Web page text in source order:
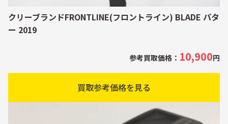
クリーブランドFRONTLINE(フロントライン) BLADE パタ
ー 2019
参考買取価格： 10,900円
買取参考価格を見る